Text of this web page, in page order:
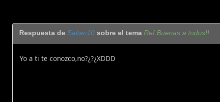
Respuesta de Saitan10 sobre el tema Ref:Buenas a todos!!
Yo a ti te conozco,no?¿?¿XDDD